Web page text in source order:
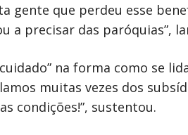
gente que perdeu esse
a precisar das paróquias”,
na forma como se
muitas vezes dos
condições!”, sustentou.